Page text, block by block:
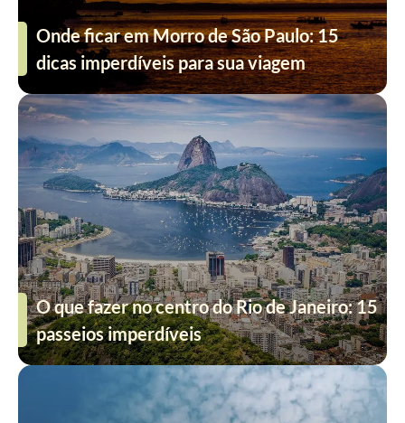
Onde ficar em Morro de São Paulo: 15
dicas imperdíveis para sua viagem
O que fazer no centro do Rio de Janeiro: 15
passeios imperdíveis